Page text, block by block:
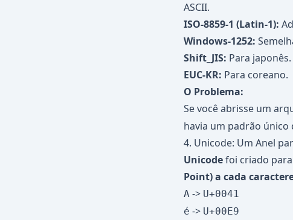
ASCII.
ISO-8859-1 (Latin-1):
Windows-1252:
Shift_JIS: Para japonês.
EUC-KR: Para coreano.
O Problema:
Se você abrisse um
havia um padrão único
4. Unicode: Um Anel
Unicodefoi criado
Point) a cada
A -> U+0041
é -> U+00E9